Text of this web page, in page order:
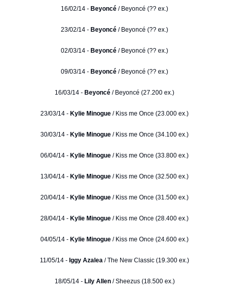
16/02/14 - Beyoncé / Beyoncé (?? ex.)
23/02/14 - Beyoncé / Beyoncé (?? ex.)
02/03/14 - Beyoncé / Beyoncé (?? ex.)
09/03/14 - Beyoncé / Beyoncé (?? ex.)
16/03/14 - Beyoncé / Beyoncé (27.200 ex.)
23/03/14 - Kylie Minogue / Kiss me Once (23.000 ex.)
30/03/14 - Kylie Minogue / Kiss me Once (34.100 ex.)
06/04/14 - Kylie Minogue / Kiss me Once (33.800 ex.)
13/04/14 - Kylie Minogue / Kiss me Once (32.500 ex.)
20/04/14 - Kylie Minogue / Kiss me Once (31.500 ex.)
28/04/14 - Kylie Minogue / Kiss me Once (28.400 ex.)
04/05/14 - Kylie Minogue / Kiss me Once (24.600 ex.)
11/05/14 - Iggy Azalea / The New Classic (19.300 ex.)
18/05/14 - Lily Allen/ Sheezus (18.500 ex.)